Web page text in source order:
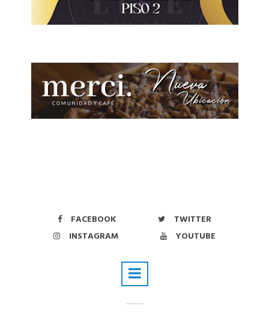
FACEBOOK
TWITTER
INSTAGRAM
YOUTUBE